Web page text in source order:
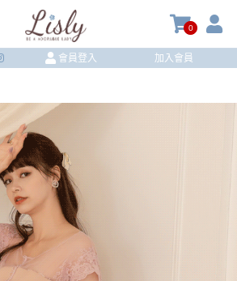
0
會員登入 加入會員